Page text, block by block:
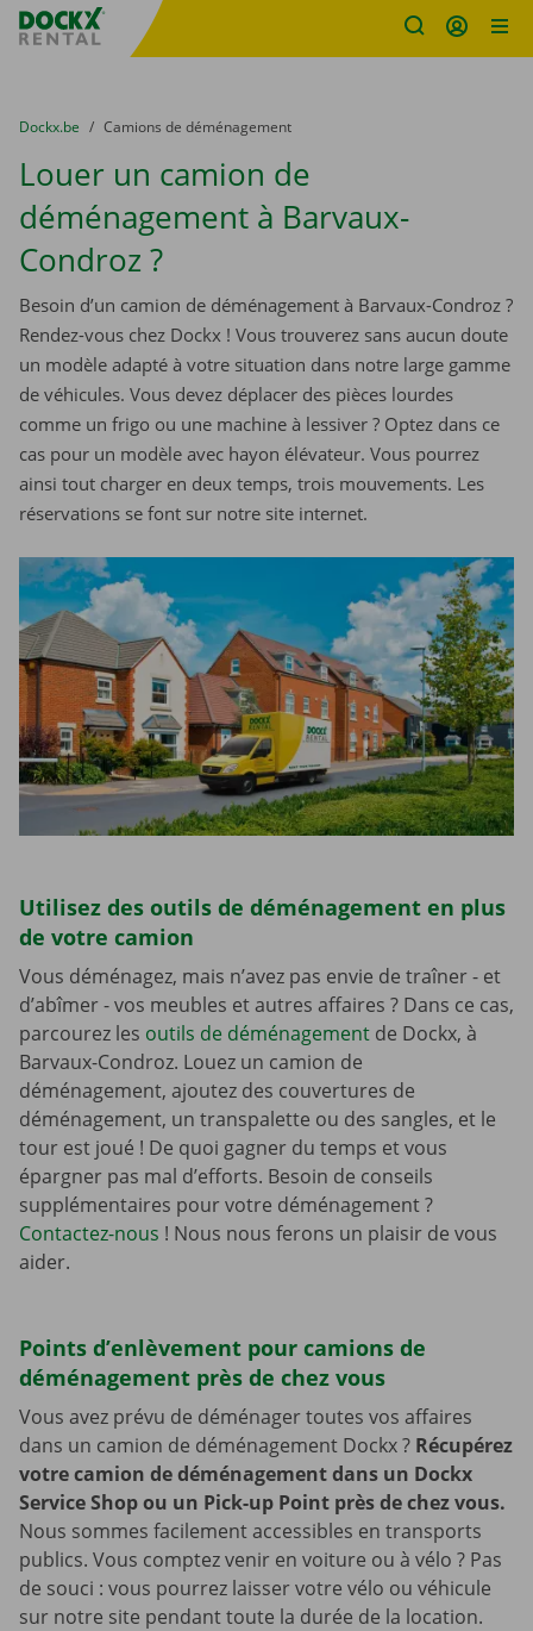
sitename
You are here:
du
Dockx.be to
Camions de déménagement
Louer un camion de
déménagement à Barvaux-
Condroz ?
Besoin d’un camion de déménagement à Barvaux-Condroz ?
Rendez-vous chez Dockx ! Vous trouverez sans aucun doute
un modèle adapté à votre situation dans notre large gamme
de véhicules. Vous devez déplacer des pièces lourdes
comme un frigo ou une machine à lessiver ? Optez dans ce
cas pour un modèle avec hayon élévateur. Vous pourrez
ainsi tout charger en deux temps, trois mouvements. Les
réservations se font sur notre site internet.
Utilisez des outils de déménagement en plus
de votre camion
Vous déménagez, mais n’avez pas envie de traîner - et
d’abîmer - vos meubles et autres affaires ? Dans ce cas,
parcourez les outils de déménagement de Dockx, à
Barvaux-Condroz. Louez un camion de
déménagement, ajoutez des couvertures de
déménagement, un transpalette ou des sangles, et le
tour est joué ! De quoi gagner du temps et vous
épargner pas mal d’efforts. Besoin de conseils
supplémentaires pour votre déménagement ?
Contactez-nous ! Nous nous ferons un plaisir de vous
aider.
Points d’enlèvement pour camions de
déménagement près de chez vous
Vous avez prévu de déménager toutes vos affaires
dans un camion de déménagement Dockx ? Récupérez
votre camion de déménagement dans un Dockx
Service Shop ou un Pick-up Point près de chez vous.
Nous sommes facilement accessibles en transports
publics. Vous comptez venir en voiture ou à vélo ? Pas
de souci : vous pourrez laisser votre vélo ou véhicule
sur notre site pendant toute la durée de la location.